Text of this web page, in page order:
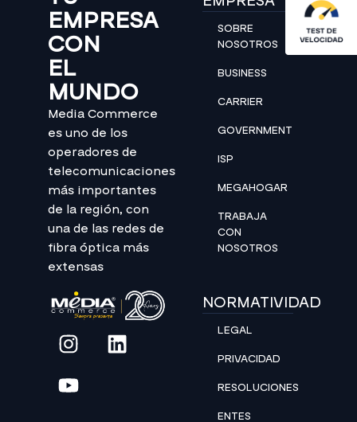
EMPRESA
CON
EL
MUNDO
Media Commerce
es uno de los
operadores de
telecomunicaciones
más importantes
de la región, con
una de las redes de
fibra óptica más
extensas
SOBRE
NOSOTROS
BUSINESS
CARRIER
GOVERNMENT
ISP
MEGAHOGAR
TRABAJA
CON
NOSOTROS
NORMATIVIDAD
LEGAL
PRIVACIDAD
RESOLUCIONES
ENTES